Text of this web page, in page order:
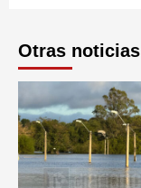
Otras noticias